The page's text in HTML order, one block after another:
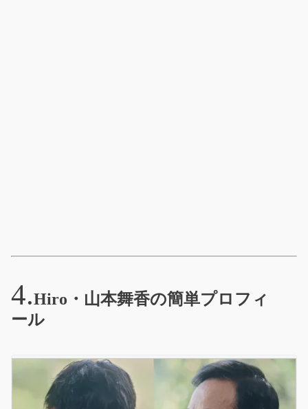
Hiro・山本舞香の簡単プロフィ
ール